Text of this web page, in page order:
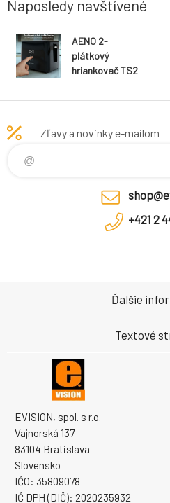
Naposledy navštívené
AENO 2-
plátkový
hriankovač TS2
čierna farba,
Zľavy a novinky e-mailom
+421 2
EVISION, spol. s r.o.
Vajnorská 137
83104 Bratislava
Slovensko
IČO: 35809078
IČ DPH (DIČ): 2020235932
Ďalšie
Textové